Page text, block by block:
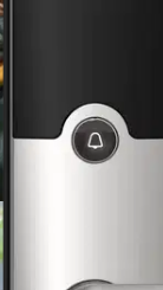
Abloyn Yale
entistäkin
valitse avaimeton
voit käyttää
on lisäksi
ovea puhelimesi
epävarmuutta
automaattinen
Halutessasi voit
vaikka käydä
sisäänrakennettu
murtoyrityksistä.
varustettu